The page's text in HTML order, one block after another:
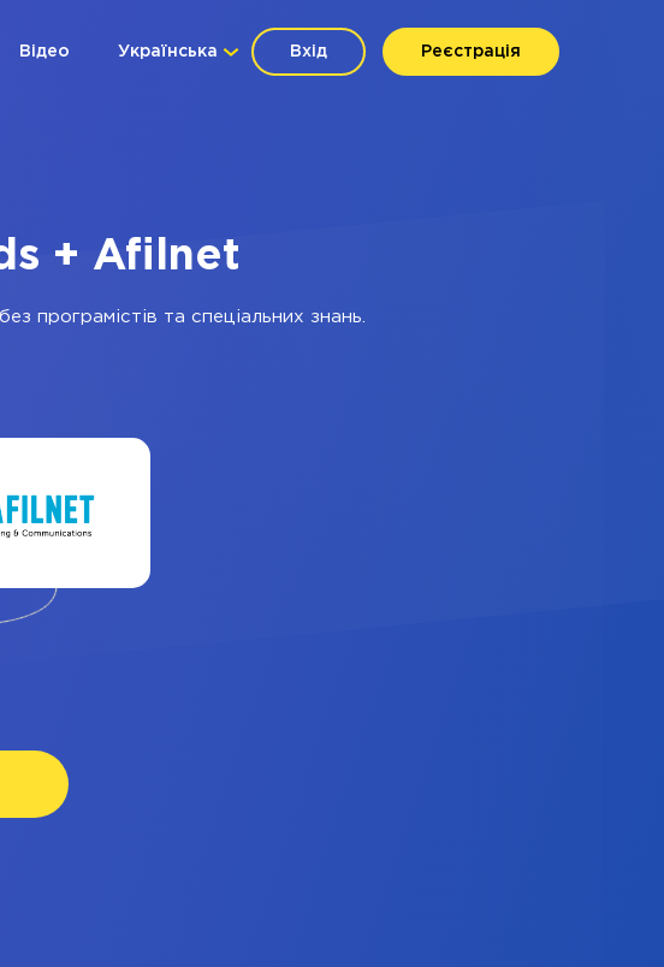
Вхід Реєстрація
Українська
Відео
+ Afilnet
програмістів та спеціальних знань.